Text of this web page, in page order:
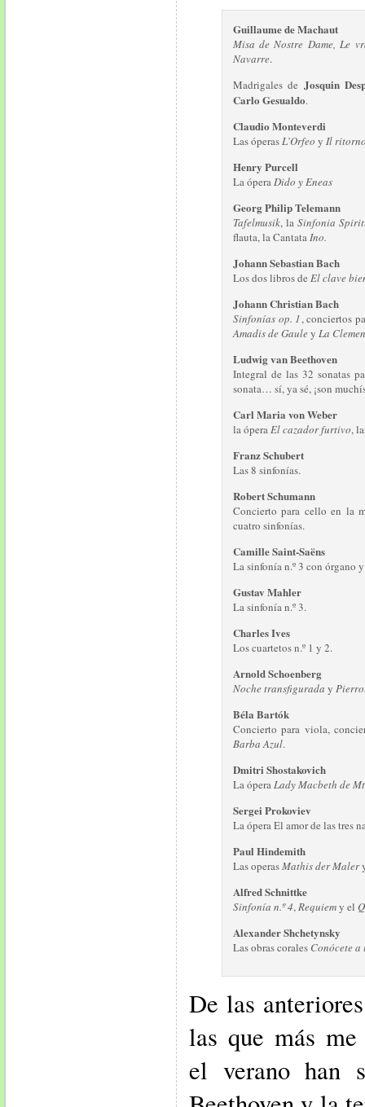
Guillaume de Machaut
Misa de Nostre Dame, Le
Navarre.
Madrigales de Josquin
Carlo Gesualdo.
Claudio Monteverdi
Las óperasL’Orfeo y Il
Henry Purcell
La óperaDido y Eneas
Georg Philip Telemann
Tafelmusik, la Sinfonia
flauta, la CantataIno.
Johann Sebastian Bach
Los dos libros de El clave
Johann Christian Bach
Sinfonías op. 1, conciertos
Amadis de Gauley La
Ludwig van Beethoven
Integral de las 32 sonatas
sonata… sí, ya sé, ¡son
Carl Maria von Weber
la óperaEl cazador furtivo,
Franz Schubert
Las 8 sinfonías.
Robert Schumann
Concierto para cello en la
cuatro sinfonías.
Camille Saint-Saëns
La sinfonía n.º 3 con órgano
Gustav Mahler
La sinfonía n.º 3.
Charles Ives
Los cuartetos n.º 1 y 2.
Arnold Schoenberg
Noche transfigurada y
Béla Bartók
Concierto para viola,
Barba Azul.
Dmitri Shostakovich
La óperaLady Macbeth de
Sergei Prokoviev
La ópera El amor de las tres
Paul Hindemith
Las operasMathis der Maler
Alfred Schnittke
Sinfonía n.º 4,Requiemy el
Alexander Shchetynsky
Las obras corales Conócete a
De las
las que más me
el verano han